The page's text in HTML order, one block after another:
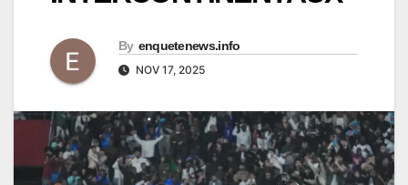
By enquetenews.info
NOV 17, 2025